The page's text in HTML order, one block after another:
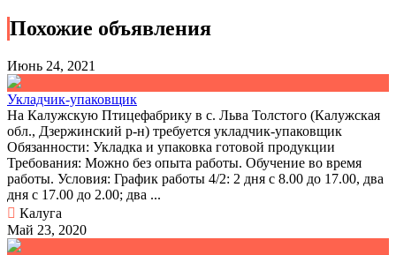
Похожие объявления
Июнь 24, 2021
Укладчик-упаковщик
На Калужскую Птицефабрику в с. Льва Толстого (Калужская
обл., Дзержинский р-н) требуется укладчик-упаковщик
Обязанности: Укладка и упаковка готовой продукции
Требования: Можно без опыта работы. Обучение во время
работы. Условия: График работы 4/2: 2 дня c 8.00 до 17.00, два
дня c 17.00 до 2.00; два ...
Калуга
Май 23, 2020